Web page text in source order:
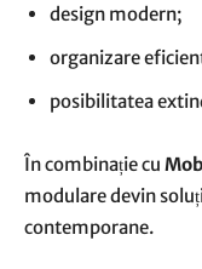
design modern;
organizare
posibilitatea
În combinație cu
modulare devin
contemporane.